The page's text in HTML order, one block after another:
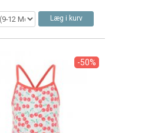
Læg i kurv
-50%